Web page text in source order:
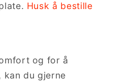
Husk å bestille
og for å
du gjerne